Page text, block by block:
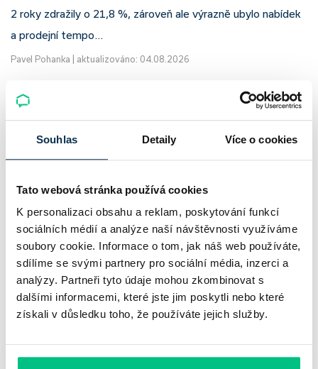
Souhlas Detaily Více o cookies
Tato webová stránka používá cookies
K personalizaci obsahu a reklam, poskytování funkcí
sociálních médií a analýze naší návštěvnosti využíváme
soubory cookie. Informace o tom, jak náš web používáte,
sdílíme se svými partnery pro sociální média, inzerci a
analýzy. Partneři tyto údaje mohou zkombinovat s
dalšími informacemi, které jste jim poskytli nebo které
získali v důsledku toho, že používáte jejich služby.
2 roky zdražily o 21,8 %, zároveň ale výrazně ubylo nabídek
a prodejní tempo…
Pavel Pohanka aktualizováno: 04.08.2026
UniCredit Bank od 27.7.2026 zdražuje
hypotéky, zatímco Raiffeisenbank
prodloužila slevu do 6.9.2026
sazby zůstávají pod tlakem a část bank pokračuje v jejich